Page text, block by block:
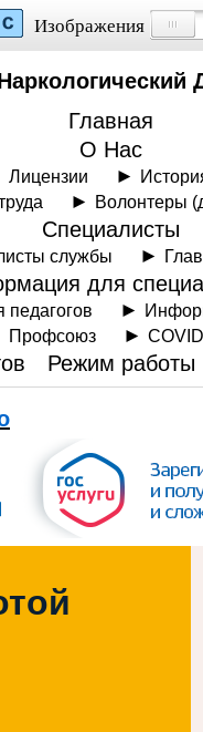
Изображения
Главная
О Нас
Лицензии
Волонтеры
Специалисты
службы
для
Профсоюз
Режим работы